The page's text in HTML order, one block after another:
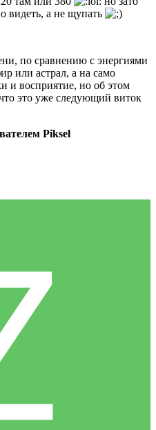
видеть, а не щупать
по сравнению с энергиями
или астрал, а на само
и восприятие, но об этом
это уже следующий виток
Piksel